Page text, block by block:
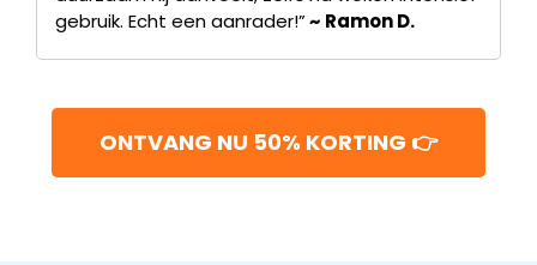
gebruik. Echt een aanrader!”~ Ramon D.
ONTVANG NU 50% KORTING 👉